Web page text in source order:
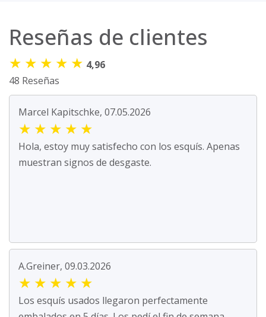
Reseñas de clientes
★ ★ ★ ★ ★ 4,96
48 Reseñas
Marcel Kapitschke, 07.05.2026
★ ★ ★ ★ ★
Hola, estoy muy satisfecho con los esquís. Apenas
muestran signos de desgaste.
A.Greiner, 09.03.2026
★ ★ ★ ★ ★
Los esquís usados llegaron perfectamente